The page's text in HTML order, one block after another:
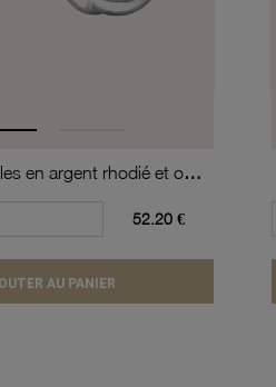
Boucles d'oreilles en argent rhodié et oxydes de zirconium
52.20 €
AU PANIER